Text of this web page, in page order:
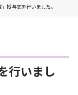
」授与式を行いました。
行いまし